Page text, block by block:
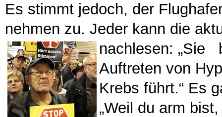
Es stimmt jedoch, der
nehmen zu. Jeder kann die
nachlesen: „Sie
Auftreten von
Krebs führt.“ Es
„Weil du arm